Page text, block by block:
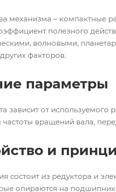
механизма – компактные
полезного
волновыми,
факторов.
параметры
зависит от
вращений вала,
и
состоит из редуктора и
опираются на